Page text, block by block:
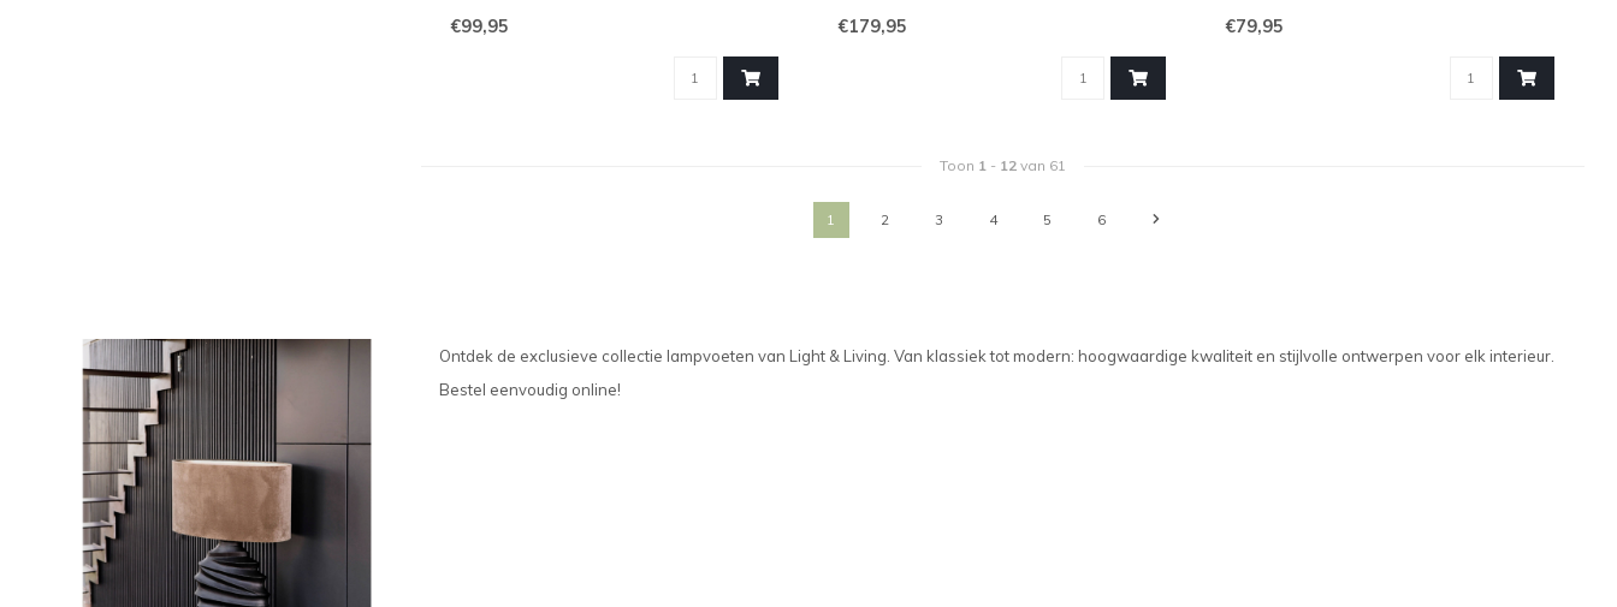
Maak een groots en sfeervol ..
€99,95
De MACE vloerlamp 30x30x140 cm i..
€179,95
De CALIRA lampenvoet Ø1..
€79,95
Toon 1 - 12van 61
1 2 3 4 5 6
Ontdek de exclusieve collectie lampvoeten van Light & Living. Van klassiek tot modern: hoogwaardige kwaliteit en stijlvolle ontwerpen voor elk interieur.
Bestel eenvoudig online!